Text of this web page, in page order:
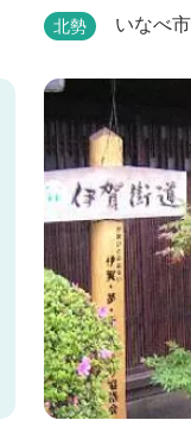
阿下喜温泉に通
す。今まで人気
リアやコンテナ
める飲食施設が加わります
ス」は、『自...
北勢 いなべ市